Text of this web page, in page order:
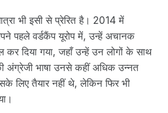
भी इसी से प्रेरित है। 2014 में
पहले वर्डकैंप यूरोप में, उन्हें अचानक
कर दिया गया, जहाँ उन्हें उन लोगों के साथ
अंग्रेजी भाषा उनसे कहीं अधिक उन्नत
लिए तैयार नहीं थे, लेकिन फिर भी